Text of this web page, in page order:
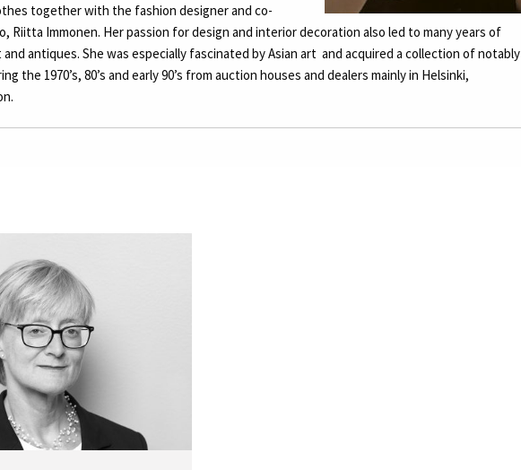
together with the fashion designer and co-
Riitta Immonen. Her passion for design and interior decoration also led to many years of
antiques. She was especially fascinated by Asian art and acquired a collection of notably
the 1970’s, 80’s and early 90’s from auction houses and dealers mainly in Helsinki,